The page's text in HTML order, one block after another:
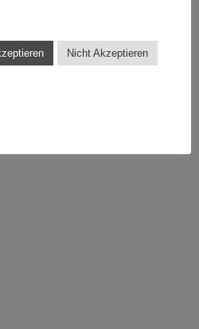
Nicht Akzeptieren